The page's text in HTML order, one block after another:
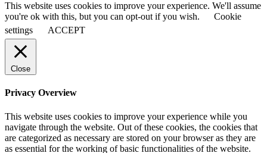
This website uses cookies to improve your experience. We'll assume
you're ok with this, but you can opt-out if you wish.
Cookie
settings
ACCEPT
Close
Privacy Overview
This website uses cookies to improve your experience while you
navigate through the website. Out of these cookies, the cookies that
are categorized as necessary are stored on your browser as they are
as essential for the working of basic functionalities of the website.